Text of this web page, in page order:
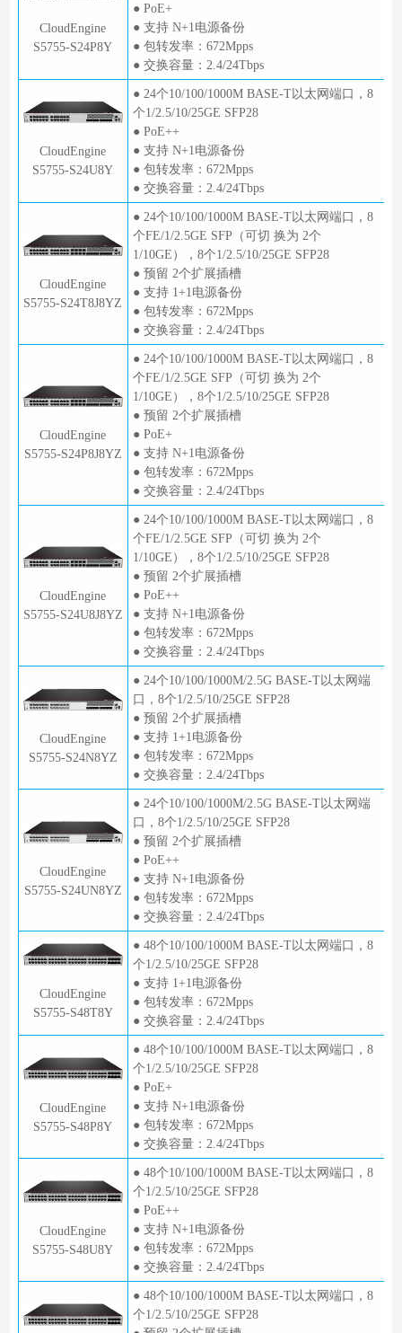
CloudEngine
S5755-S24P8Y
● PoE+
● 支持 N+1电源备份
● 包转发率：672Mpps
● 交换容量：2.4/24Tbps
CloudEngine
S5755-S24U8Y
● 24个10/100/1000M BASE-T以太网端口，8
个1/2.5/10/25GE SFP28
● PoE++
● 支持 N+1电源备份
● 包转发率：672Mpps
● 交换容量：2.4/24Tbps
CloudEngine
S5755-S24T8J8YZ
● 24个10/100/1000M BASE-T以太网端口，8
个FE/1/2.5GE SFP（可切 换为 2个
1/10GE），8个1/2.5/10/25GE SFP28
● 预留 2个扩展插槽
● 支持 1+1电源备份
● 包转发率：672Mpps
● 交换容量：2.4/24Tbps
CloudEngine
S5755-S24P8J8YZ
● 24个10/100/1000M BASE-T以太网端口，8
个FE/1/2.5GE SFP（可切 换为 2个
1/10GE），8个1/2.5/10/25GE SFP28
● 预留 2个扩展插槽
● PoE+
● 支持 N+1电源备份
● 包转发率：672Mpps
● 交换容量：2.4/24Tbps
CloudEngine
S5755-S24U8J8YZ
● 24个10/100/1000M BASE-T以太网端口，8
个FE/1/2.5GE SFP（可切 换为 2个
1/10GE），8个1/2.5/10/25GE SFP28
● 预留 2个扩展插槽
● PoE++
● 支持 N+1电源备份
● 包转发率：672Mpps
● 交换容量：2.4/24Tbps
CloudEngine
S5755-S24N8YZ
● 24个10/100/1000M/2.5G BASE-T以太网端
口，8个1/2.5/10/25GE SFP28
● 预留 2个扩展插槽
● 支持 1+1电源备份
● 包转发率：672Mpps
● 交换容量：2.4/24Tbps
CloudEngine
S5755-S24UN8YZ
● 24个10/100/1000M/2.5G BASE-T以太网端
口，8个1/2.5/10/25GE SFP28
● 预留 2个扩展插槽
● PoE++
● 支持 N+1电源备份
● 包转发率：672Mpps
● 交换容量：2.4/24Tbps
CloudEngine
S5755-S48T8Y
● 48个10/100/1000M BASE-T以太网端口，8
个1/2.5/10/25GE SFP28
● 支持 1+1电源备份
● 包转发率：672Mpps
● 交换容量：2.4/24Tbps
CloudEngine
S5755-S48P8Y
● 48个10/100/1000M BASE-T以太网端口，8
个1/2.5/10/25GE SFP28
● PoE+
● 支持 N+1电源备份
● 包转发率：672Mpps
● 交换容量：2.4/24Tbps
CloudEngine
S5755-S48U8Y
● 48个10/100/1000M BASE-T以太网端口，8
个1/2.5/10/25GE SFP28
● PoE++
● 支持 N+1电源备份
● 包转发率：672Mpps
● 交换容量：2.4/24Tbps
● 48个10/100/1000M BASE-T以太网端口，8
个1/2.5/10/25GE SFP28